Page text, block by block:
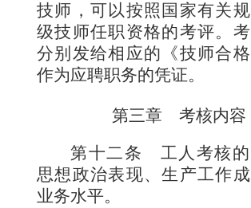
技师，可以按照国家有关
级技师任职资格的考评。考
分别发给相应的《技师合格
作为应聘职务的凭证。
第三章 考核内容
第十二条 工人考核
思想政治表现、生产工作
业务水平。